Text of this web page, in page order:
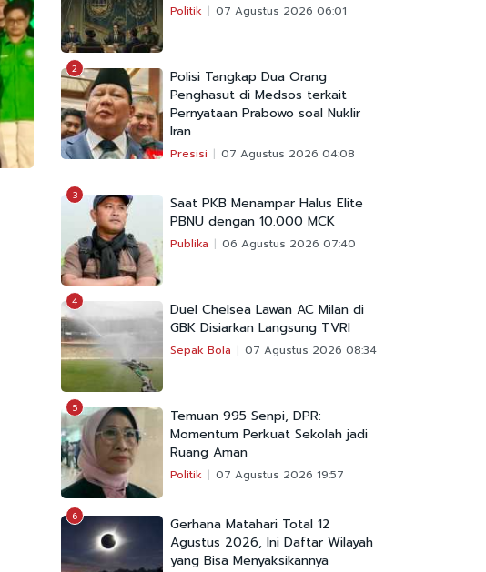
Politik 07 Agustus 2026 06:01
2
Polisi Tangkap Dua Orang
Penghasut di Medsos terkait
Pernyataan Prabowo soal Nuklir
Iran
Presisi 07 Agustus 2026 04:08
3
Saat PKB Menampar Halus Elite
PBNU dengan 10.000 MCK
Publika 06 Agustus 2026 07:40
4
Duel Chelsea Lawan AC Milan di
GBK Disiarkan Langsung TVRI
Sepak Bola 07 Agustus 2026 08:34
5
Temuan 995 Senpi, DPR:
Momentum Perkuat Sekolah jadi
Ruang Aman
Politik 07 Agustus 2026 19:57
6
Gerhana Matahari Total 12
Agustus 2026, Ini Daftar Wilayah
yang Bisa Menyaksikannya